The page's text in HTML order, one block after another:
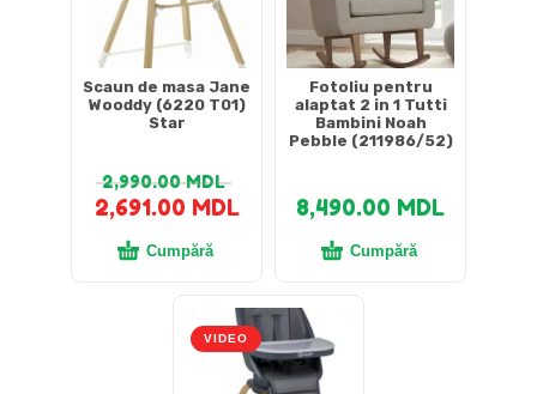
Scaun de masa Jane
Wooddy (6220 T01)
Star
2,990.00MDL
2,691.00 MDL
Cumpără
Fotoliu pentru
alaptat 2 in 1 Tutti
Bambini Noah
Pebble (211986/52)
8,490.00 MDL
Cumpără
VIDEO